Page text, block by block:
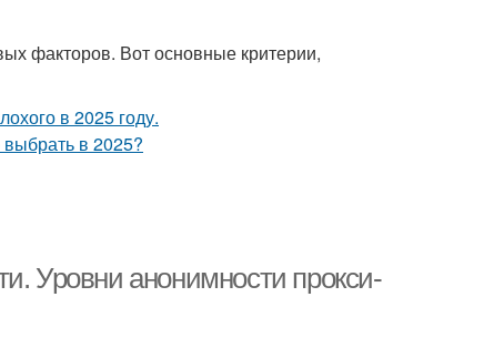
факторов. Вот основные критерии,
Уровни анонимности прокси-